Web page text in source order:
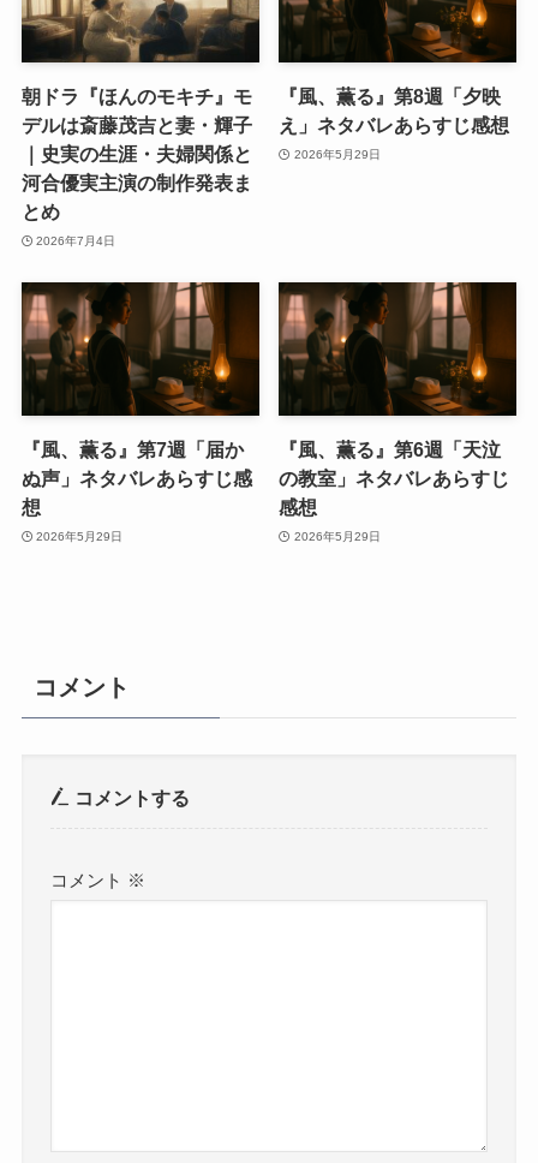
朝ドラ『ほんのモキチ』モ
デルは斎藤茂吉と妻・輝子
｜史実の生涯・夫婦関係と
河合優実主演の制作発表ま
とめ
2026年7月4日
『風、薫る』第8週「夕映
え」ネタバレあらすじ感想
2026年5月29日
『風、薫る』第7週「届か
ぬ声」ネタバレあらすじ感
想
2026年5月29日
『風、薫る』第6週「天泣
の教室」ネタバレあらすじ
感想
2026年5月29日
コメント
コメントする
コメント ※